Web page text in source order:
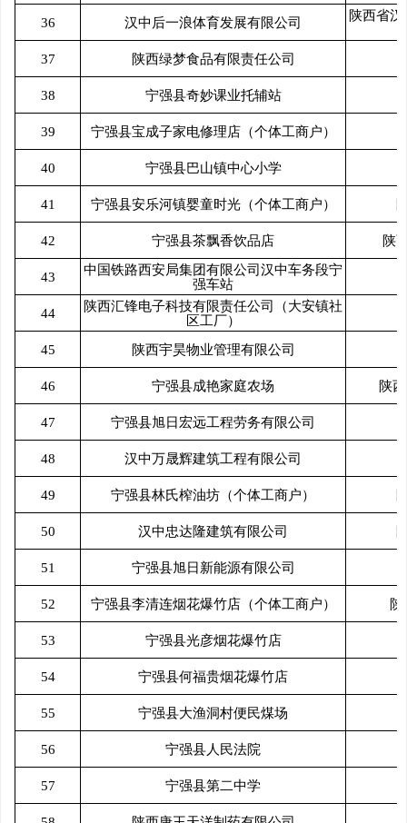
36 汉中后一浪体育发展有限公司 陕西省
37 陕西绿梦食品有限责任公司
38 宁强县奇妙课业托辅站
39 宁强县宝成子家电修理店（个体工商户）
40 宁强县巴山镇中心小学
41 宁强县安乐河镇婴童时光（个体工商户）
42 宁强县茶飘香饮品店 陕
43
中国铁路西安局集团有限公司汉中车务段宁
强车站
44
陕西汇锋电子科技有限责任公司（大安镇社
区工厂）
45 陕西宇昊物业管理有限公司
46 宁强县成艳家庭农场 陕
47 宁强县旭日宏远工程劳务有限公司
48 汉中万晟辉建筑工程有限公司
49 宁强县林氏榨油坊（个体工商户）
50 汉中忠达隆建筑有限公司
51 宁强县旭日新能源有限公司
52 宁强县李清连烟花爆竹店（个体工商户）
53 宁强县光彦烟花爆竹店
54 宁强县何福贵烟花爆竹店
55 宁强县大渔洞村便民煤场
56 宁强县人民法院
57 宁强县第二中学